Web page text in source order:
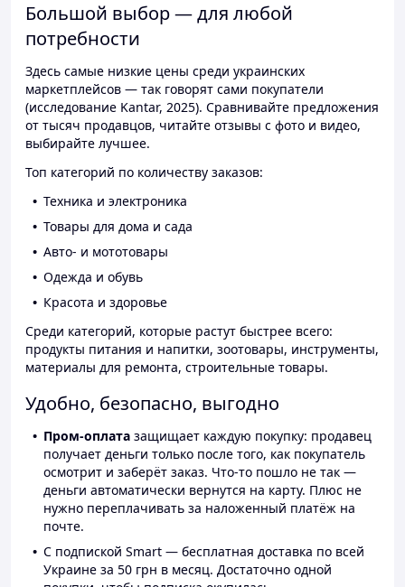
Большой выбор — для любой
потребности
Здесь самые низкие цены среди украинских
маркетплейсов — так говорят сами покупатели
(исследование Kantar, 2025). Сравнивайте предложения
от тысяч продавцов, читайте отзывы с фото и видео,
выбирайте лучшее.
Топ категорий по количеству заказов:
Техника и электроника
Товары для дома и сада
Авто- и мототовары
Одежда и обувь
Красота и здоровье
Среди категорий, которые растут быстрее всего:
продукты питания и напитки, зоотовары, инструменты,
материалы для ремонта, строительные товары.
Удобно, безопасно, выгодно
Пром-оплата защищает каждую покупку: продавец
получает деньги только после того, как покупатель
осмотрит и заберёт заказ. Что-то пошло не так —
деньги автоматически вернутся на карту. Плюс не
нужно переплачивать за наложенный платёж на
почте.
С подпиской Smart — бесплатная доставка по всей
Украине за 50 грн в месяц. Достаточно одной